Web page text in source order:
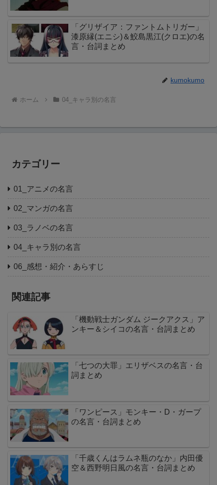
「グリザイア：ファントムトリガー」
漆原縁(エニシ)＆鮫島黒江(クロエ)の名
言・台詞まとめ
kumokumo
ホーム 04_キャラ別の名言
カテゴリー
01_アニメの名言
02_マンガの名言
03_ラノベの名言
04_キャラ別の名言
06_感想・紹介・あらすじ
関連記事
「機動戦士ガンダム ジークアクス」ア
ンキー＆シイコの名言・台詞まとめ
「七つの大罪」エリザベスの名言・台
詞まとめ
「ワンピース」モンキー・D・ガープ
の名言・台詞まとめ
「千歳くんはラムネ瓶のなか」内田優
空＆西野明日風の名言・台詞まとめ